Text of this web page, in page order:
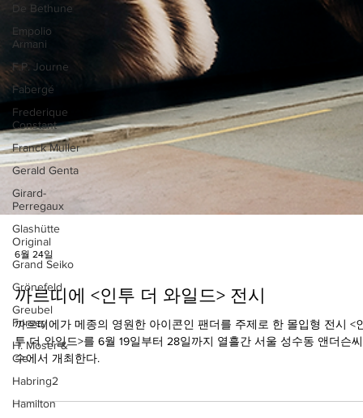
De Bethune
Empolio
Armani
F.P. Journe
Fabergé
Frederique
Constant
Franck Muller
Gerald Genta
Girard-
Perregaux
Glashütte
Original
Grand Seiko
Grönefeld
Greubel
Forsey
H. Moser &
Cie.
Habring2
Hamilton
6월 24일
까르띠에 <인투 더 와일드> 전시